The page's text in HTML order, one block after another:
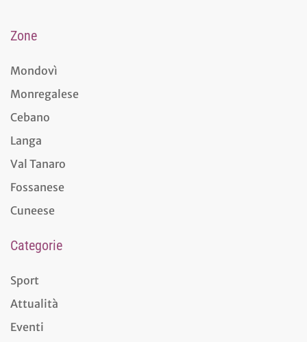
Zone
Mondovì
Monregalese
Cebano
Langa
Val Tanaro
Fossanese
Cuneese
Categorie
Sport
Attualità
Eventi